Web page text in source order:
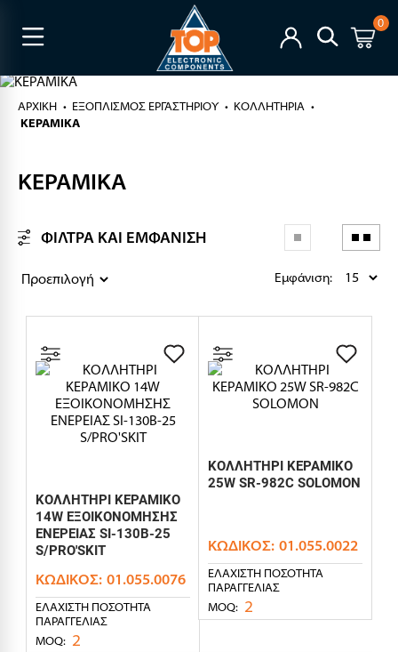
0
ΑΡΧΙΚΉ ΕΞΟΠΛΙΣΜΟΣ ΕΡΓΑΣΤΗΡΙΟΥ
ΚΟΛΛΗΤΗΡΙΑ
ΚΕΡΑΜΙΚΑ
ΚΕΡΑΜΙΚΑ
ΦΙΛΤΡΑ ΚΑΙ ΕΜΦΑΝΙΣΗ
Εμφάνιση:
ΚΟΛΛΗΤΗΡΙ ΚΕΡΑΜΙΚΟ
14W ΕΞΟΙΚΟΝΟΜΗΣΗΣ
ΕΝΕΡΕΙΑΣ SI-130B-25
S/PRO'SKIT
ΚΩΔΙΚΌΣ: 01.055.0076
ΕΛΆΧΙΣΤΗ ΠΟΣΌΤΗΤΑ
ΠΑΡΑΓΓΕΛΊΑΣ
MOQ: 2
ΚΟΛΛΗΤΗΡΙ ΚΕΡΑΜΙΚΟ
25W SR-982C SOLOMON
ΚΩΔΙΚΌΣ: 01.055.0022
ΕΛΆΧΙΣΤΗ ΠΟΣΌΤΗΤΑ
ΠΑΡΑΓΓΕΛΊΑΣ
MOQ: 2